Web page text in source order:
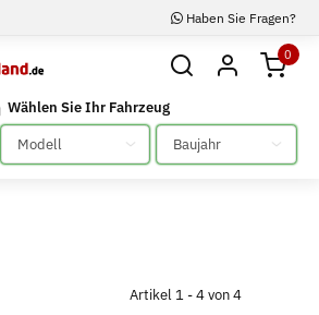
Haben Sie Fragen?
0
Wählen Sie Ihr Fahrzeug
Bitte auswählen Bitte auswählen
Artikel 1 - 4 von 4